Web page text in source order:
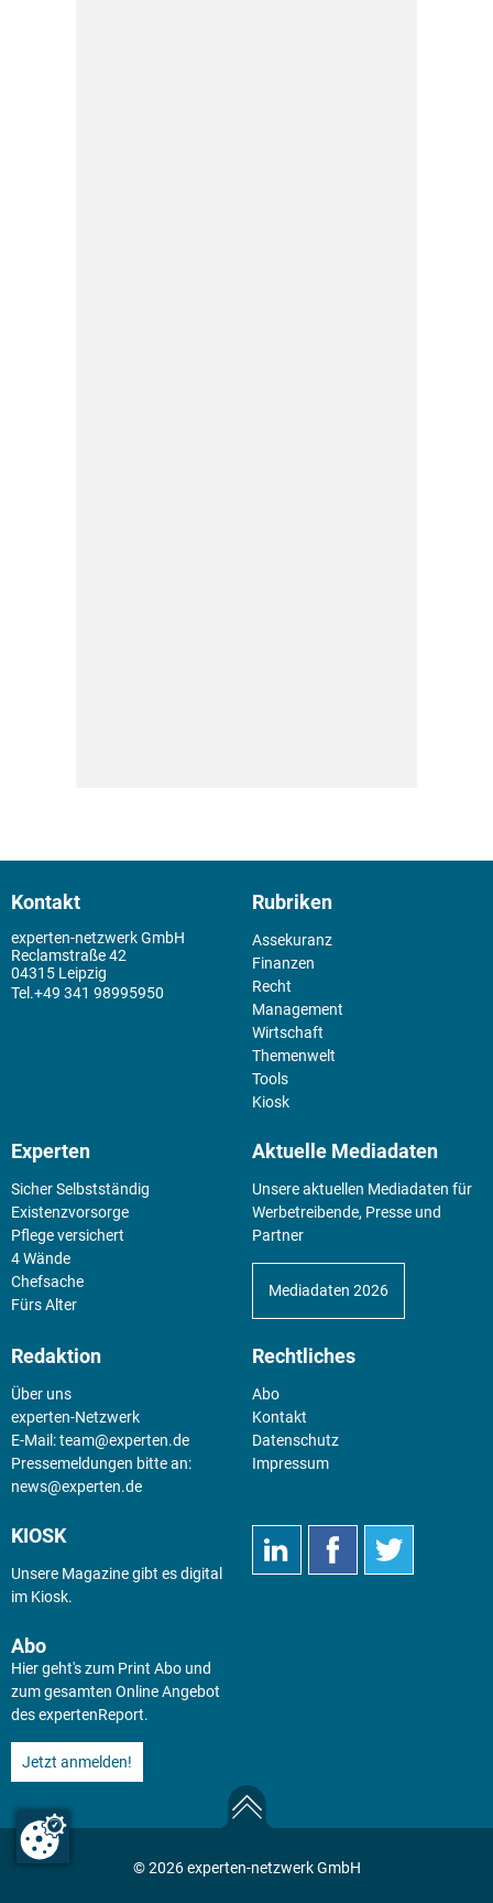
Kontakt
experten-netzwerk GmbH
Reclamstraße 42
04315 Leipzig
+49 341 98995950
Rubriken
Assekuranz
Finanzen
Recht
Management
Wirtschaft
Themenwelt
Tools
Kiosk
Experten
Sicher Selbstständig
Existenz­vorsorge
Pflege versichert
4 Wände
Chefsache
Fürs Alter
Aktuelle Mediadaten
Unsere aktuellen Mediadaten für
Werbetreibende, Presse und
Partner
Mediadaten 2026
Redaktion
Über uns
experten-Netzwerk
E-Mail:team@experten.de
Pressemeldungen bitte an:
news@experten.de
Rechtliches
Abo
Kontakt
Datenschutz
Impressum
KIOSK
Unsere Magazine gibt es digital
im Kiosk.
Abo
Hier geht's zum Print Abo und
zum gesamten Online Angebot
des expertenReport.
Jetzt anmelden!
© 2026 experten-netzwerk GmbH